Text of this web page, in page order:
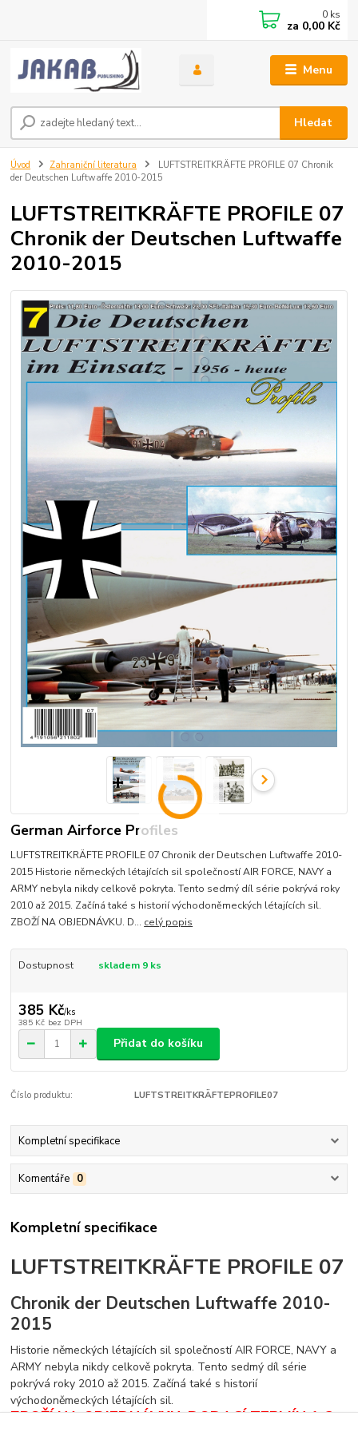
Menu
Hledat
0 ks
za 0,00 Kč
Úvod Zahraniční literatura
LUFTSTREITKRÄFTE PROFILE 07 Chronik
der Deutschen Luftwaffe 2010-2015
LUFTSTREITKRÄFTE PROFILE 07
Chronik der Deutschen Luftwaffe
2010-2015
German Airforce Profiles
LUFTSTREITKRÄFTE PROFILE 07 Chronik der Deutschen Luftwaffe 2010-
2015 Historie německých létajících sil společností AIR FORCE, NAVY a
ARMY nebyla nikdy celkově pokryta. Tento sedmý díl série pokrývá roky
2010 až 2015. Začíná také s historií východoněmeckých létajících sil.
ZBOŽÍ NA OBJEDNÁVKU. D... celý popis
Dostupnost skladem 9 ks
385 Kč/ks
385 Kč bez DPH
Přidat do košíku
Číslo produktu: LUFTSTREITKRÄFTEPROFILE07
Kompletní specifikace
Komentáře 0
Kompletní specifikace
LUFTSTREITKRÄFTE PROFILE 07
Chronik der Deutschen Luftwaffe 2010-
2015
Historie německých létajících sil společností AIR FORCE, NAVY a
ARMY nebyla nikdy celkově pokryta. Tento sedmý díl série
pokrývá roky 2010 až 2015. Začíná také s historií
východoněmeckých létajících sil.
ZBOŽÍ NA OBJEDNÁVKU. DODACÍ TERMÍN 1-2